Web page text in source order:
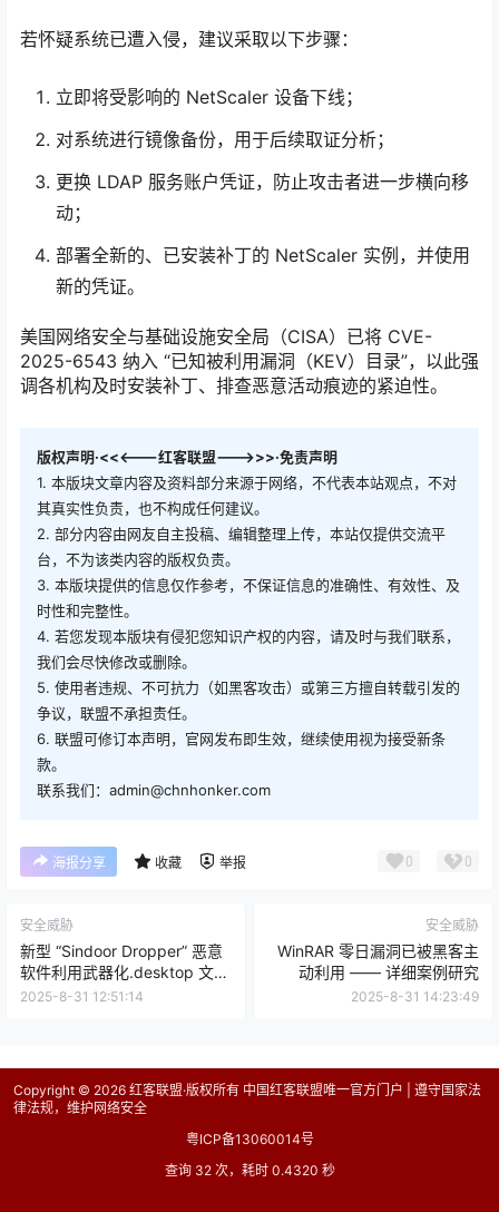
若怀疑系统已遭入侵，建议采取以下步骤：
立即将受影响的 NetScaler 设备下线；
对系统进行镜像备份，用于后续取证分析；
更换 LDAP 服务账户凭证，防止攻击者进一步横向移
动；
部署全新的、已安装补丁的 NetScaler 实例，并使用
新的凭证。
美国网络安全与基础设施安全局（CISA）已将 CVE-
2025-6543 纳入 “已知被利用漏洞（KEV）目录”，以此强
调各机构及时安装补丁、排查恶意活动痕迹的紧迫性。
版权声明·<<<---红客联盟--->>>·免责声明
1. 本版块文章内容及资料部分来源于网络，不代表本站观点，不对
其真实性负责，也不构成任何建议。
2. 部分内容由网友自主投稿、编辑整理上传，本站仅提供交流平
台，不为该类内容的版权负责。
3. 本版块提供的信息仅作参考，不保证信息的准确性、有效性、及
时性和完整性。
4. 若您发现本版块有侵犯您知识产权的内容，请及时与我们联系，
我们会尽快修改或删除。
5. 使用者违规、不可抗力（如黑客攻击）或第三方擅自转载引发的
争议，联盟不承担责任。
6. 联盟可修订本声明，官网发布即生效，继续使用视为接受新条
款。
联系我们：admin@chnhonker.com
海报分享 收藏 举报 0 0
安全威胁
新型 “Sindoor Dropper” 恶意
软件利用武器化.desktop 文件
攻击 Linux 系统
2025-8-31 12:51:14
安全威胁
WinRAR 零日漏洞已被黑客主
动利用 —— 详细案例研究
2025-8-31 14:23:49
Copyright © 2026 红客联盟·版权所有 中国红客联盟唯一官方门户 | 遵守国家法
律法规，维护网络安全
粤ICP备13060014号
查询 32 次，耗时 0.4320 秒